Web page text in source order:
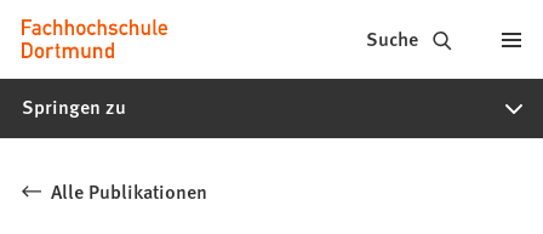
Inhalt anspringen
Fachhochschule
Dortmund
-
Studiengänge,
Suche
Springen zu
Alle Publikationen